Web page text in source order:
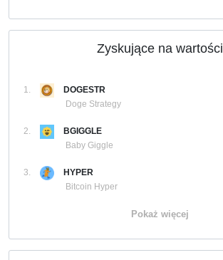
Zyskujące na wartości
1.
DOGESTR
Doge Strategy
2.
BGIGGLE
Baby Giggle
3.
HYPER
Bitcoin Hyper
Pokaż więcej